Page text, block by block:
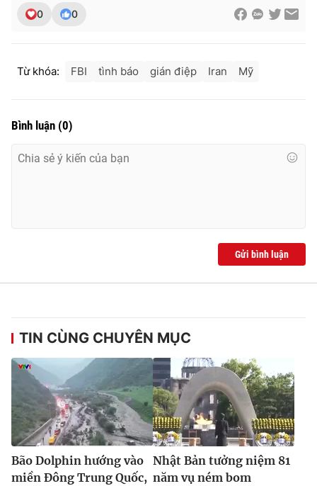
0 0
Từ khóa: FBI tình báo gián điệp Iran Mỹ
Bình luận (0)
Gửi bình luận
TIN CÙNG CHUYÊN MỤC
Bão Dolphin hướng vào
miền Đông Trung Quốc,
Nhật Bản tưởng niệm 81
năm vụ ném bom